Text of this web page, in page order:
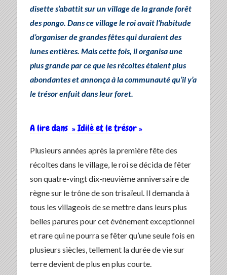
disette s’abattit sur un village de la grande forêt
des pongo. Dans ce village le roi avait l’habitude
d’organiser de grandes fêtes qui duraient des
lunes entières. Mais cette fois, il organisa une
plus grande par ce que les récoltes étaient plus
abondantes et annonça à la communauté qu’il y’a
le trésor enfuit dans leur foret.
A lire dans » Idilè et le trésor »
Plusieurs années après la première fête des
récoltes dans le village, le roi se décida de fêter
son quatre-vingt dix-neuvième anniversaire de
règne sur le trône de son trisaïeul. Il demanda à
tous les villageois de se mettre dans leurs plus
belles parures pour cet événement exceptionnel
et rare qui ne pourra se fêter qu’une seule fois en
plusieurs siècles, tellement la durée de vie sur
terre devient de plus en plus courte.